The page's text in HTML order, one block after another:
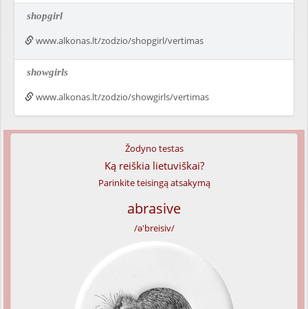
shopgirl
www.alkonas.lt/zodzio/shopgirl/vertimas
showgirls
www.alkonas.lt/zodzio/showgirls/vertimas
Žodyno testas
Ką reiškia lietuviškai?
Parinkite teisingą atsakymą
abrasive
/ə'breisiv/